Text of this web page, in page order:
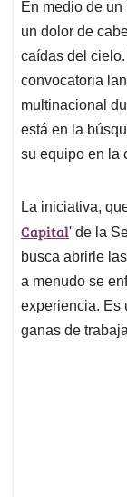
s
A
p
p
b
o
o
k
En medio de
un dolor de
caídas del
convocatoria
multinacional
está en la
su equipo en la
La iniciativa,
Capital' de la
busca abrirle
a menudo se
experiencia. Es
ganas de